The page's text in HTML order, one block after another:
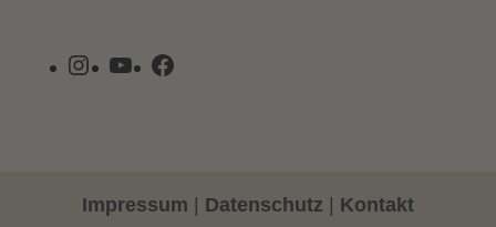
Instagram
YouTubeFacebook
Impressum Datenschutz Kontakt